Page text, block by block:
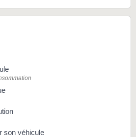
son véhicule